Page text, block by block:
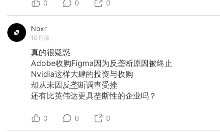
0 0 0
Noxr
10月前
真的很疑惑
Adobe收购Figma因为反垄断原因被终止
Nvidia这样大肆的投资与收购
却从未因反垄断调查受挫
还有比英伟达更具垄断性的企业吗？
0 0 0